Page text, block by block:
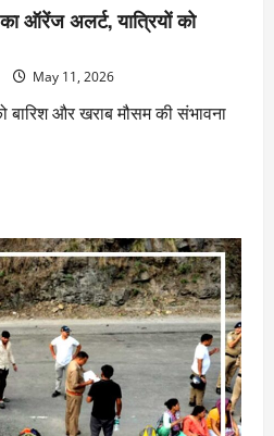
ऑरेंज अलर्ट, यात्रियों को
May 11, 2026
और खराब मौसम की संभावना